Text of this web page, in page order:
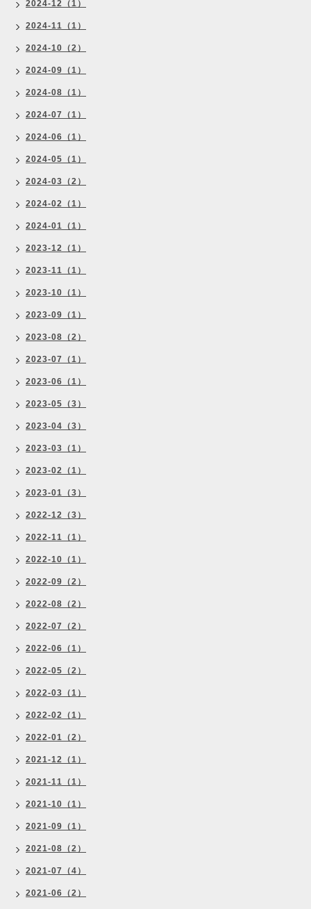
2024-12（1）
2024-11（1）
2024-10（2）
2024-09（1）
2024-08（1）
2024-07（1）
2024-06（1）
2024-05（1）
2024-03（2）
2024-02（1）
2024-01（1）
2023-12（1）
2023-11（1）
2023-10（1）
2023-09（1）
2023-08（2）
2023-07（1）
2023-06（1）
2023-05（3）
2023-04（3）
2023-03（1）
2023-02（1）
2023-01（3）
2022-12（3）
2022-11（1）
2022-10（1）
2022-09（2）
2022-08（2）
2022-07（2）
2022-06（1）
2022-05（2）
2022-03（1）
2022-02（1）
2022-01（2）
2021-12（1）
2021-11（1）
2021-10（1）
2021-09（1）
2021-08（2）
2021-07（4）
2021-06（2）